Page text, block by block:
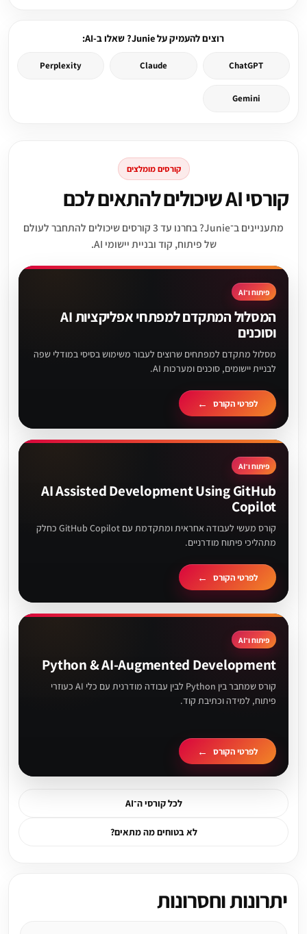
רוצים להעמיק על Junie? שאלו ב-AI:
ChatGPT
Claude
Perplexity
Gemini
קורסים מומלצים
קורסי AI שיכולים להתאים לכם
מתעניינים ב־Junie? בחרנו עד 3 קורסים שיכולים להתחבר לעולם
של פיתוח, קוד ובניית יישומי AI.
פיתוח ו־AI
המסלול המתקדם למפתחי אפליקציות AI
וסוכנים
מסלול מתקדם למפתחים שרוצים לעבור משימוש בסיסי במודלי שפה
לבניית יישומים, סוכנים ומערכות AI.
לפרטי הקורס
פיתוח ו־AI
AI Assisted Development Using GitHub
Copilot
קורס מעשי לעבודה אחראית ומתקדמת עם GitHub Copilot כחלק
מתהליכי פיתוח מודרניים.
לפרטי הקורס
פיתוח ו־AI
Python & AI-Augmented Development
קורס שמחבר בין Python לבין עבודה מודרנית עם כלי AI כעוזרי
פיתוח, למידה וכתיבת קוד.
לפרטי הקורס
לכל קורסי ה־AI
לא בטוחים מה מתאים?
יתרונות וחסרונות